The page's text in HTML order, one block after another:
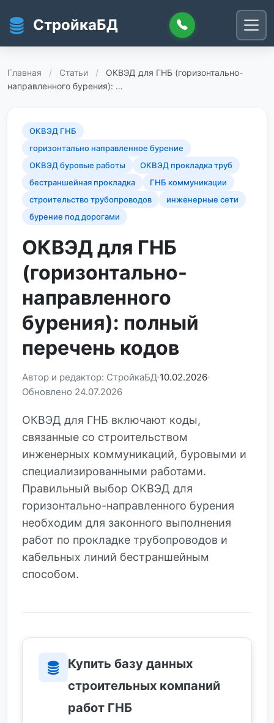
СтройкаБД
Главная / Статьи /
ОКВЭД для ГНБ (горизонтально-
направленного бурения): …
ОКВЭД ГНБ
горизонтально направленное бурение
ОКВЭД буровые работы
ОКВЭД прокладка труб
бестраншейная прокладка
ГНБ коммуникации
строительство трубопроводов
инженерные сети
бурение под дорогами
ОКВЭД для ГНБ
(горизонтально-
направленного
бурения): полный
перечень кодов
Автор и редактор: СтройкаБД 10.02.2026
Обновлено 24.07.2026
ОКВЭД для ГНБ включают коды,
связанные со строительством
инженерных коммуникаций, буровыми и
специализированными работами.
Правильный выбор ОКВЭД для
горизонтально-направленного бурения
необходим для законного выполнения
работ по прокладке трубопроводов и
кабельных линий бестраншейным
способом.
Купить базу данных
строительных компаний
работ ГНБ